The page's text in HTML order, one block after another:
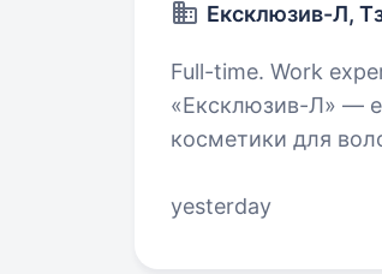
Ексклюзив-Л,
Full-time. Work experience
«Ексклюзив-Л» —
косметики для
yesterday